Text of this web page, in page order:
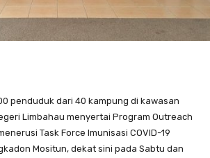
penduduk dari 40 kampung di kawasan
Limbahau menyertai Program Outreach
Task Force Imunisasi COVID-19
Mositun, dekat sini pada Sabtu dan